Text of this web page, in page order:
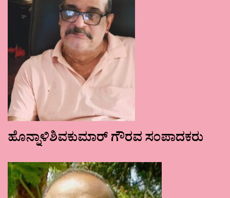
ಹೊನ್ನಾಳಿಶಿವಕುಮಾರ್ ಗೌರವ ಸಂಪಾದಕರು